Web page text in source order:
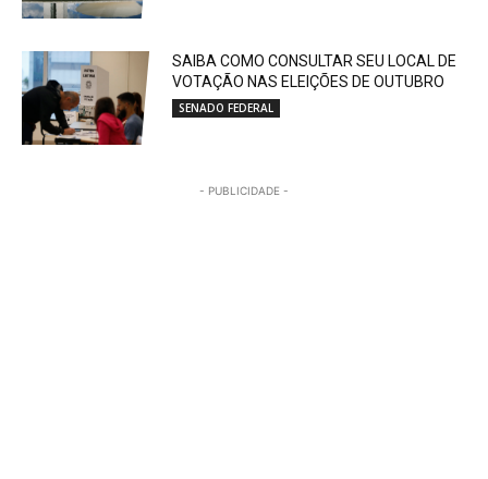
SAIBA COMO CONSULTAR SEU LOCAL DE
VOTAÇÃO NAS ELEIÇÕES DE OUTUBRO
SENADO FEDERAL
- PUBLICIDADE -